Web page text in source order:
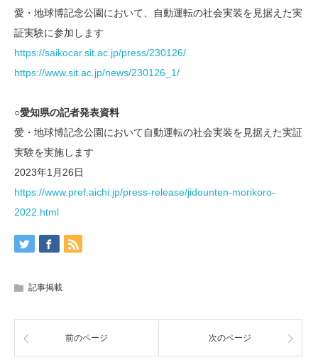
愛・地球博記念公園において、自動運転の社会実装を見据えた実
証実験に参加します
https://saikocar.sit.ac.jp/press/230126/
https://www.sit.ac.jp/news/230126_1/
○愛知県の記者発表資料
​​愛・地球博記念公園において自動運転の社会実装を見据えた実証
実験を実施します
2023年1月26日
https://www.pref.aichi.jp/press-release/jidounten-morikoro-
2022.html
記事掲載
前のページ 次のページ